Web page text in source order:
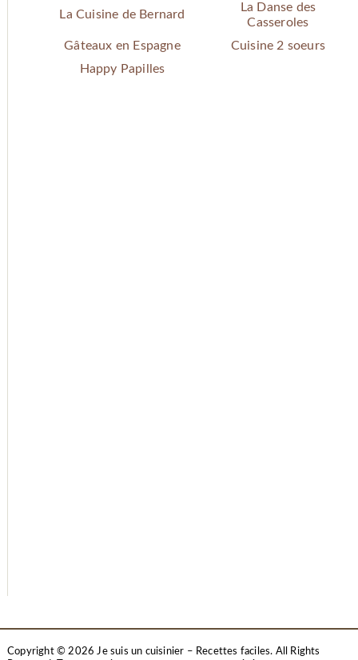
La Cuisine de Bernard
La Danse des
Casseroles
Gâteaux en Espagne
Cuisine 2 soeurs
Happy Papilles
Copyright © 2026 Je suis un cuisinier – Recettes faciles. All Rights